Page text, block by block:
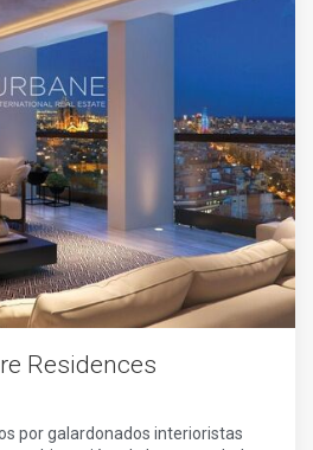
Residences
por galardonados interioristas